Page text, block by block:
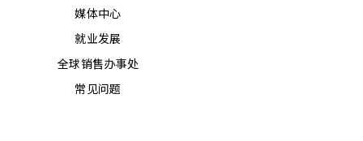
媒体中心
就业发展
全球销售办事处
常见问题